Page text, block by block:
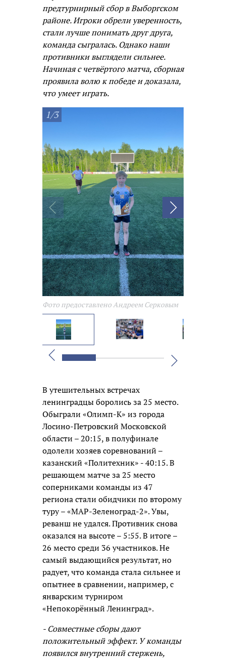
предтурнирный сбор в Выборгском
районе. Игроки обрели уверенность,
стали лучше понимать друг друга,
команда сыгралась. Однако наши
противники выглядели сильнее.
Начиная с четвёртого матча, сборная
проявила волю к победе и доказала,
что умеет играть.
Фото предоставлено Андреем Серковым
1/3
Назад
Вперед
В утешительных встречах
ленинградцы боролись за 25 место.
Обыграли «Олимп-К» из города
Лосино-Петровский Московской
области – 20:15, в полуфинале
одолели хозяев соревнований –
казанский «Политехник» - 40:15. В
решающем матче за 25 место
соперниками команды из 47
региона стали обидчики по второму
туру – «МАР-Зеленоград-2». Увы,
реванш не удался. Противник снова
оказался на высоте – 5:55. В итоге –
26 место среди 36 участников. Не
самый выдающийся результат, но
радует, что команда стала сильнее и
опытнее в сравнении, например, с
январским турниром
«Непокорённый Ленинград».
- Совместные сборы дают
положительный эффект. У команды
появился внутренний стержень,